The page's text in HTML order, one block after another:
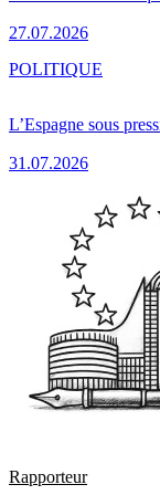
27.07.2026
L’Espagne sous
31.07.2026
POLITIQUE
Rapporteur